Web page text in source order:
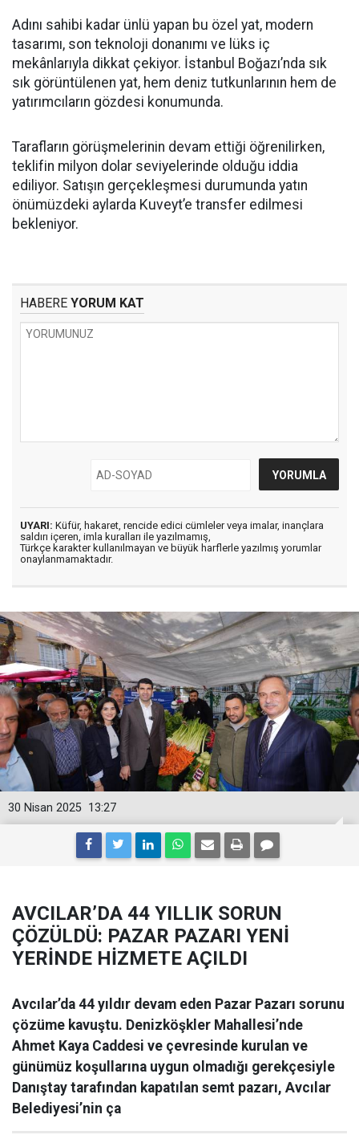
Adını sahibi kadar ünlü yapan bu özel yat, modern
tasarımı, son teknoloji donanımı ve lüks iç
mekânlarıyla dikkat çekiyor. İstanbul Boğazı’nda sık
sık görüntülenen yat, hem deniz tutkunlarının hem de
yatırımcıların gözdesi konumunda.
Tarafların görüşmelerinin devam ettiği öğrenilirken,
teklifin milyon dolar seviyelerinde olduğu iddia
ediliyor. Satışın gerçekleşmesi durumunda yatın
önümüzdeki aylarda Kuveyt’e transfer edilmesi
bekleniyor.
HABERE YORUM KAT
UYARI: Küfür, hakaret, rencide edici cümleler veya imalar, inançlara
saldırı içeren, imla kuralları ile yazılmamış,
Türkçe karakter kullanılmayan ve büyük harflerle yazılmış yorumlar
onaylanmamaktadır.
13:27
30 Nisan 2025
AVCILAR’DA 44 YILLIK SORUN
ÇÖZÜLDÜ: PAZAR PAZARI YENİ
YERİNDE HİZMETE AÇILDI
Avcılar’da 44 yıldır devam eden Pazar Pazarı sorunu
çözüme kavuştu. Denizköşkler Mahallesi’nde
Ahmet Kaya Caddesi ve çevresinde kurulan ve
günümüz koşullarına uygun olmadığı gerekçesiyle
Danıştay tarafından kapatılan semt pazarı, Avcılar
Belediyesi’nin ça